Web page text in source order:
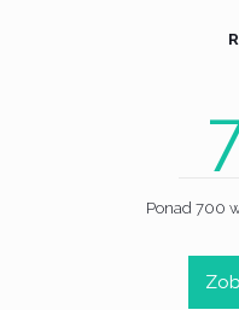
Ponad 700